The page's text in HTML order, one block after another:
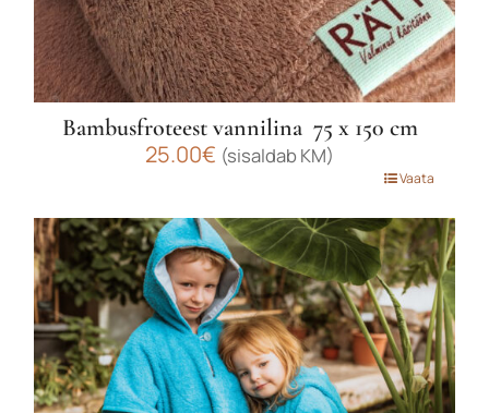
Bambusfroteest vannilina 75 x 150 cm
25.00€ (sisaldab KM)
on
mitu
varianti.
Valikuid
saab
teha
tootelehel.
Vaata